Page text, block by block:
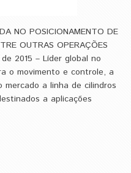
NO POSICIONAMENTO DE
OUTRAS OPERAÇÕES
2015 – Líder global no
o movimento e controle, a
mercado a linha de cilindros
a aplicações